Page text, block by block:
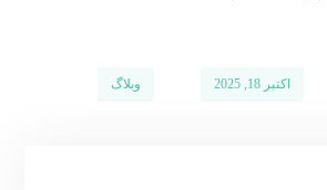
اکتبر 18, 2025 وبلاگ